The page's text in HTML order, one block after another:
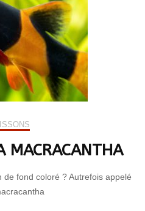
MACRACANTHA
fond coloré ? Autrefois appelé